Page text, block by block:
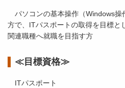
パソコンの基本操作（Windows操
方で、ITパスポートの取得を目標と
関連職種へ就職を目指す方
≪目標資格≫
ITパスポート